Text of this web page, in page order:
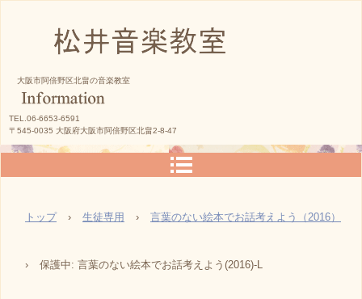
松井音楽教室
大阪市阿倍野区北畠の音楽教室
TEL.06-6653-6591
〒545-0035 大阪府大阪市阿倍野区北畠2-8-47
トップ › 生徒専用 › 言葉のない絵本でお話考えよう（2016）
› 保護中: 言葉のない絵本でお話考えよう(2016)-L